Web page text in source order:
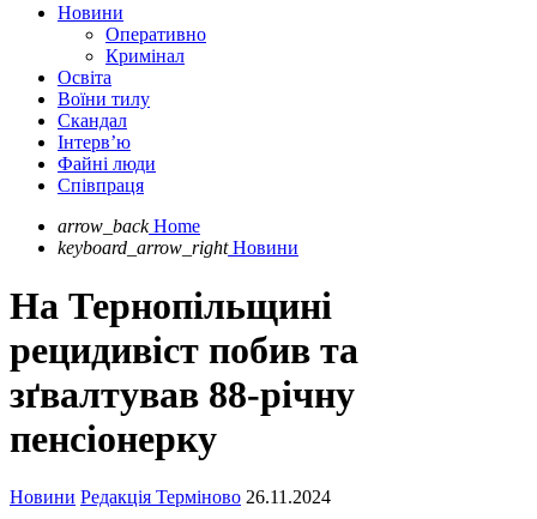
Новини
Оперативно
Кримінал
Освіта
Воїни тилу
Скандал
Інтерв’ю
Файні люди
Співпраця
arrow_back Home
keyboard_arrow_right Новини
На Тернопільщині
рецидивіст побив та
зґвалтував 88-річну
пенсіонерку
Новини Редакція Терміново 26.11.2024